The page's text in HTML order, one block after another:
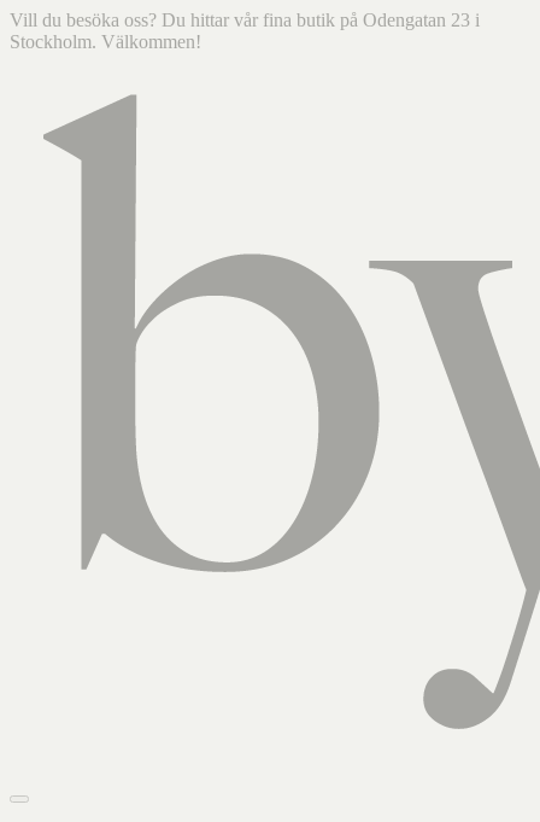
Vill du besöka oss? Du hittar vår fina butik på Odengatan 23 i
Stockholm. Välkommen!